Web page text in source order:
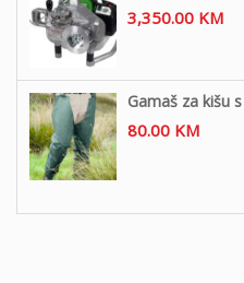
3,350.00 KM
Gamaš za kišu
80.00 KM